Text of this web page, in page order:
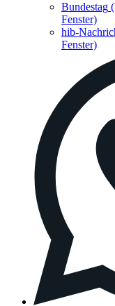
Bundestag
Fenster)
hib-
Fenster)